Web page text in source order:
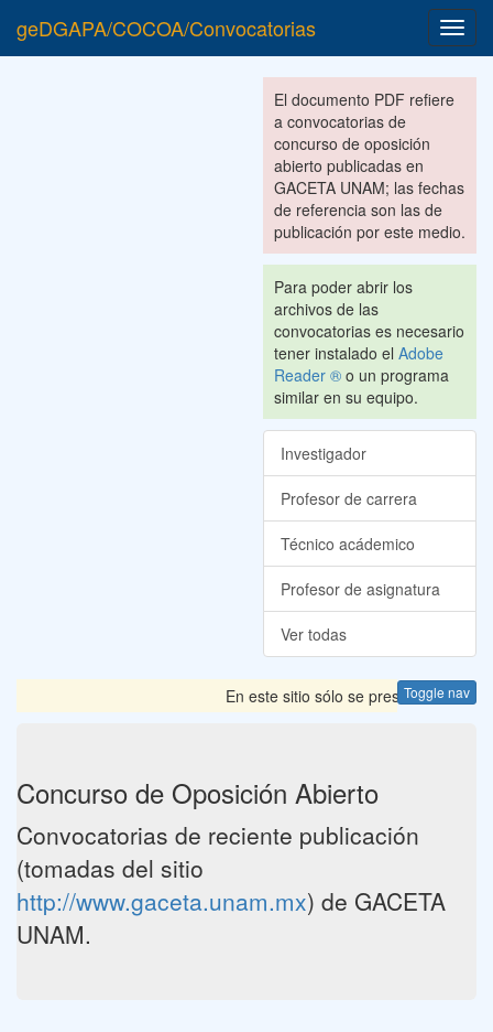
geDGAPA/COCOA/Convocatorias
El documento PDF refiere
a convocatorias de
concurso de oposición
abierto publicadas en
GACETA UNAM; las fechas
de referencia son las de
publicación por este medio.
Para poder abrir los
archivos de las
convocatorias es necesario
tener instalado el Adobe
Reader ® o un programa
similar en su equipo.
Investigador
Profesor de carrera
Técnico acádemico
Profesor de asignatura
Ver todas
Toggle nav
En este sitio sólo se presentan las
Concurso de Oposición Abierto
Convocatorias de reciente publicación
(tomadas del sitio
http://www.gaceta.unam.mx) de GACETA
UNAM.